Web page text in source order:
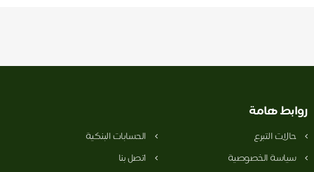
روابط هامة
حالات التبرع
الحسابات البنكية
سياسة الخصوصية
اتصل بنا